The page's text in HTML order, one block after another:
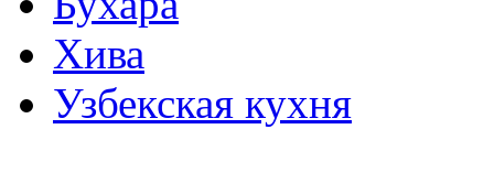
Хива
Узбекская кухня